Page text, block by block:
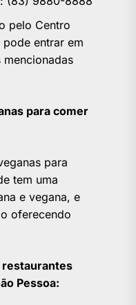
pelo Centro
entrar em
para comer
para
tem uma
e vegana, e
oferecendo
restaurantes
Pessoa: